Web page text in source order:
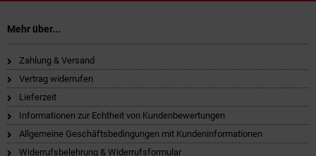
Mehr über...
Zahlung & Versand
Vertrag widerrufen
Lieferzeit
Informationen zur Echtheit von Kundenbewertungen
Allgemeine Geschäftsbedingungen mit Kundeninformationen
Widerrufsbelehrung & Widerrufsformular